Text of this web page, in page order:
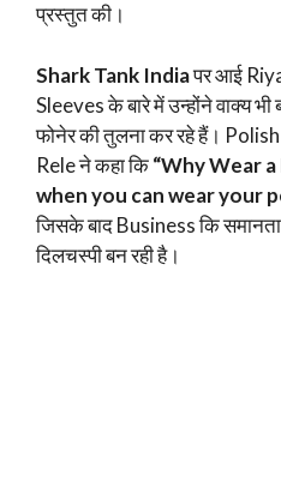
प्रस्तुत की।
Shark Tank Indiaपर आई
Sleeves के बारे में उन्होंने वाक्य
फोनेर की तुलना कर रहे हैं।
Rele ने कहा कि“Why Wear
when you can wear your
जिसके बाद Business कि
दिलचस्पी बन रही है।